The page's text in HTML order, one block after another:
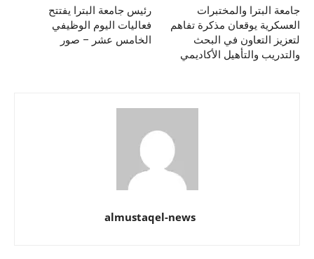
رئيس جامعة البترا يفتتح
فعاليات اليوم الوظيفي
الخامس عشر – صور
جامعة البترا والمختبرات
العسكرية يوقعان مذكرة تفاهم
لتعزيز التعاون في البحث
والتدريب والتأهيل الأكاديمي
almustaqel-news